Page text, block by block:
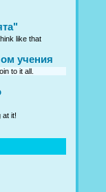
like that
учения
to it all.
at it!